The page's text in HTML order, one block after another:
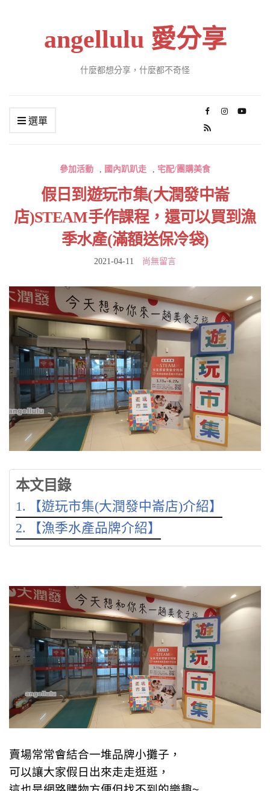
angellulu 愛分享
什麼都想分享，什麼都不奇怪
選單
參加活動 , 國內趴趴走 , 宅配/團購美食
假日到遊玩市集(大潤發中崙
店)STEAM手作課程，還可以買到漁
季水產(滿額送保冷袋)
2021-04-11 尚無留言
本文目錄
【遊玩市集(大潤發中崙店)介紹】
【漁季水產品牌介紹】
賣場常常會結合一堆品牌小攤子，
可以讓大家假日出來走走逛逛，